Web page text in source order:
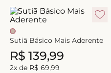
Sutiã Básico Mais Aderente
R$ 139,99
2x de R$ 69,99
camisola
sutiã
calcinha renda
anatomic